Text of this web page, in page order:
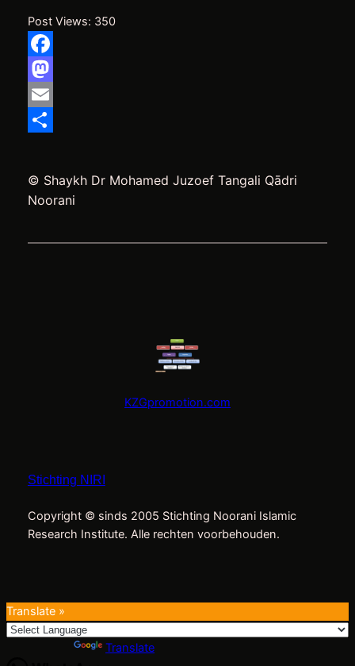
Post Views: 350
Facebook
Mastodon
Email
© Shaykh Dr Mohamed Juzoef Tangali Qādri
Noorani
KZGpromotion.com
Stichting NIRI
Copyright © sinds 2005 Stichting Noorani Islamic
Research Institute. Alle rechten voorbehouden.
Translate »
Translate